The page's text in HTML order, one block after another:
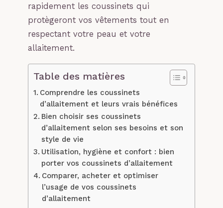
rapidement les coussinets qui
protègeront vos vêtements tout en
respectant votre peau et votre
allaitement.
Table des matières
Comprendre les coussinets
d’allaitement et leurs vrais bénéfices
Bien choisir ses coussinets
d’allaitement selon ses besoins et son
style de vie
Utilisation, hygiène et confort : bien
porter vos coussinets d’allaitement
Comparer, acheter et optimiser
l’usage de vos coussinets
d’allaitement